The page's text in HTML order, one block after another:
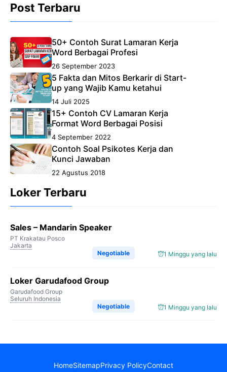
Post Terbaru
50+ Contoh Surat Lamaran Kerja
Word Berbagai Profesi
26 September 2023
5 Fakta dan Mitos Berkarir di Start-
up yang Wajib Kamu ketahui
14 Juli 2025
15+ Contoh CV Lamaran Kerja
Format Word Berbagai Posisi
4 September 2022
Contoh Soal Psikotes Kerja dan
Kunci Jawaban
22 Agustus 2018
Loker Terbaru
Sales – Mandarin Speaker
PT Krakatau Posco
Jakarta
1 Minggu yang lalu
Negotiable
Loker Garudafood Group
Garudafood Group
Seluruh Indonesia
1 Minggu yang lalu
Negotiable
HomeSitemapPrivacy PolicyContact